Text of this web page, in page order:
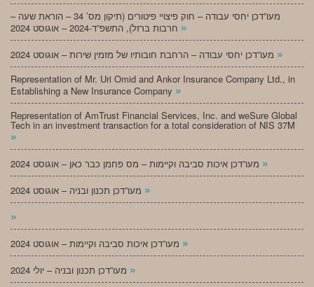
מעו”דכן יחסי עבודה – חוק פיצויי פיטורים (תיקון מס’ 34 – הוראת שעה –
»
»
Representation of Mr. Uri Omid and Ankor Insurance Company Ltd., in
Establishing a New Insurance Company »
Representation of AmTrust Financial Services, Inc. and weSure Global
Tech in an investment transaction for a total consideration of NIS 37M
»
»
»
»
»
»